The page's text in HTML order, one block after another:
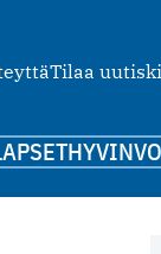
Tilaa